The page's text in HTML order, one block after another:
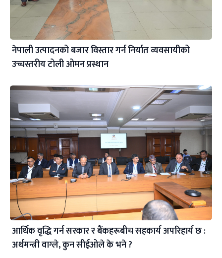
नेपाली उत्पादनको बजार विस्तार गर्न निर्यात व्यवसायीको
उच्चस्तरीय टोली ओमन प्रस्थान
आर्थिक वृद्धि गर्न सरकार र बैंकहरूबीच सहकार्य अपरिहार्य छ :
अर्थमन्त्री वाग्ले, कुन सीईओले के भने ?